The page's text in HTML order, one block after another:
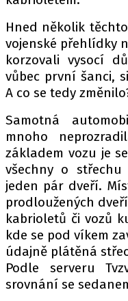
INCORP MEDIA
Hned několik
vojenské přehlídky
korzovali vysocí
vůbec první šanci,
A co se tedy
Samotná
mnoho
základem vozu je
všechny o
jeden pár dveří.
prodloužených
kabrioletů či vozů
kde se pod víkem
údajně plátěná
Podle serveru
srovnání se